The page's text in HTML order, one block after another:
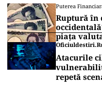
Puterea
Ruptură în
piața
Atacurile
repetă